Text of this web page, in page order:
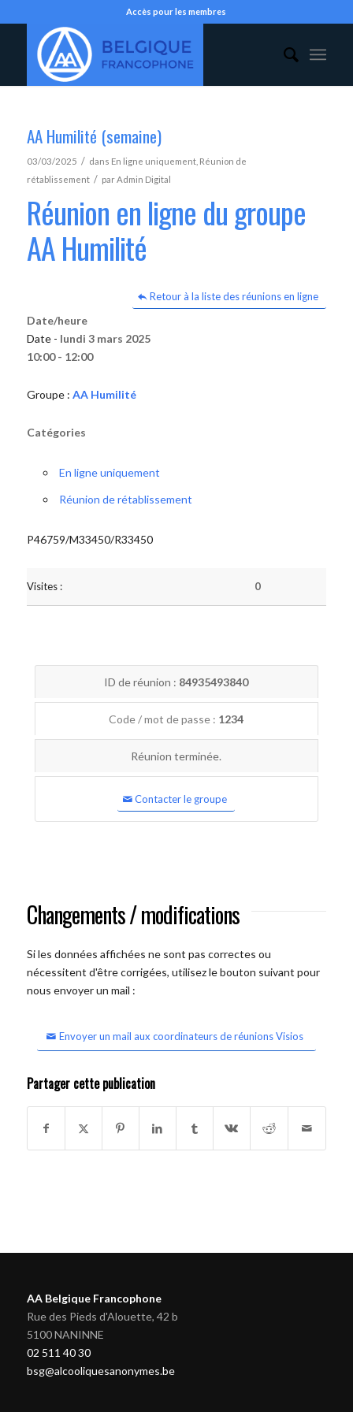
Accès pour les membres
AA Humilité (semaine)
03/03/2025 / dans En ligne uniquement, Réunion de
rétablissement / parAdmin Digital
Réunion en ligne du groupe
AA Humilité
Retour à la liste des réunions en ligne
Date/heure
Date - lundi 3 mars 2025
10:00 - 12:00
Groupe : AA Humilité
Catégories
En ligne uniquement
Réunion de rétablissement
P46759/M33450/R33450
Visites : 0
ID de réunion : 84935493840
Code / mot de passe : 1234
Réunion terminée.
Contacter le groupe
Changements / modifications
Si les données affichées ne sont pas correctes ou
nécessitent d'être corrigées, utilisez le bouton suivant pour
nous envoyer un mail :
Envoyer un mail aux coordinateurs de réunions Visios
Partager cette publication
AA Belgique Francophone
Rue des Pieds d'Alouette, 42 b
5100 NANINNE
02 511 40 30
bsg@alcooliquesanonymes.be